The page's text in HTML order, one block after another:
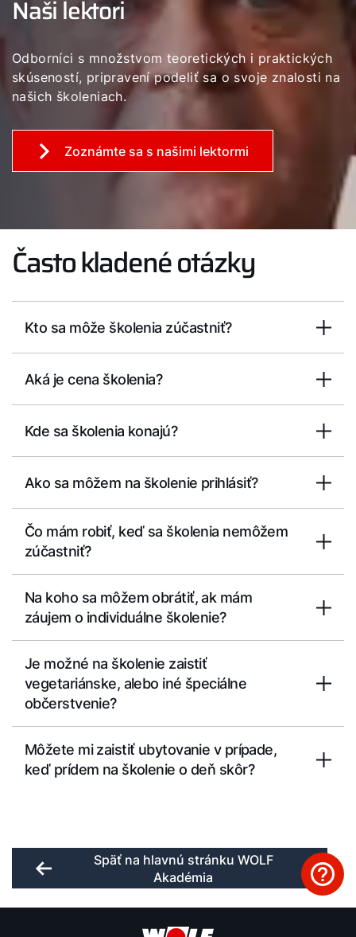
Naši lektori
Odborníci s množstvom teoretických i praktických
skúseností, pripravení podeliť sa o svoje znalosti na
našich školeniach.
Zoznámte sa s našimi lektormi
Často kladené otázky
Kto sa môže školenia zúčastniť?
Aká je cena školenia?
Kde sa školenia konajú?
Ako sa môžem na školenie prihlásiť?
Čo mám robiť, keď sa školenia nemôžem
zúčastniť?
Na koho sa môžem obrátiť, ak mám
záujem o individuálne školenie?
Je možné na školenie zaistiť
vegetariánske, alebo iné špeciálne
občerstvenie?
Môžete mi zaistiť ubytovanie v prípade,
keď prídem na školenie o deň skôr?
Späť na hlavnú stránku WOLF
Akadémia